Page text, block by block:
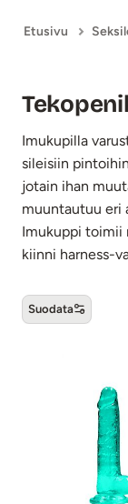
Etusivu
Imukupilla
sileisiin
jotain ihan
muuntautuu eri
Imukuppi toimii
kiinni harness-
Suodata